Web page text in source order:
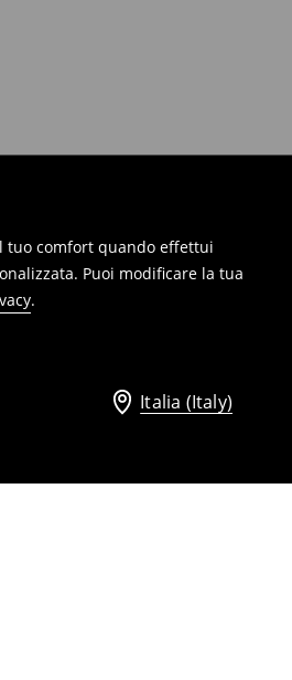
tuo comfort quando effettui
Puoi modificare la tua
.
Italia (Italy)